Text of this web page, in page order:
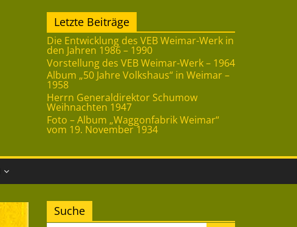
Letzte Beiträge
Die Entwicklung des VEB Weimar-Werk in
den Jahren 1986 – 1990
Vorstellung des VEB Weimar-Werk – 1964
Album „50 Jahre Volkshaus“ in Weimar –
1958
Herrn Generaldirektor Schumow
Weihnachten 1947
Foto – Album „Waggonfabrik Weimar“
vom 19. November 1934
Suche